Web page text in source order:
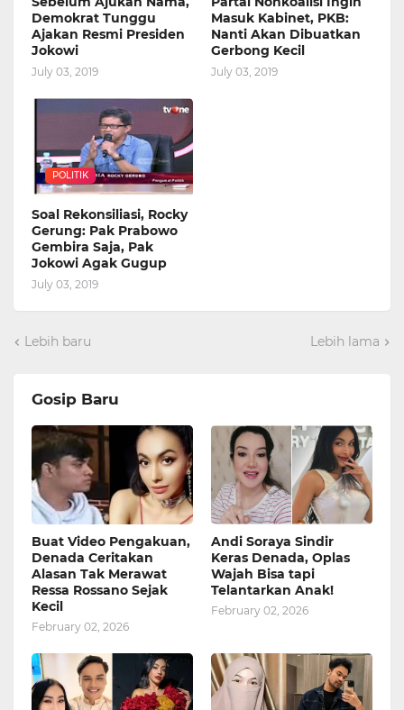
Demokrat Tunggu
Ajakan Resmi Presiden
Jokowi
July 03, 2019
Masuk Kabinet, PKB:
Nanti Akan Dibuatkan
Gerbong Kecil
July 03, 2019
POLITIK
Soal Rekonsiliasi, Rocky
Gerung: Pak Prabowo
Gembira Saja, Pak
Jokowi Agak Gugup
July 03, 2019
Lebih baru Lebih lama
Gosip Baru
Buat Video Pengakuan,
Denada Ceritakan
Alasan Tak Merawat
Ressa Rossano Sejak
Kecil
February 02, 2026
Andi Soraya Sindir
Keras Denada, Oplas
Wajah Bisa tapi
Telantarkan Anak!
February 02, 2026